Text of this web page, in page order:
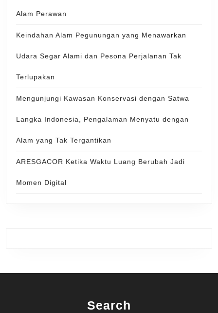
Alam Perawan
Keindahan Alam Pegunungan yang Menawarkan
Udara Segar Alami dan Pesona Perjalanan Tak
Terlupakan
Mengunjungi Kawasan Konservasi dengan Satwa
Langka Indonesia, Pengalaman Menyatu dengan
Alam yang Tak Tergantikan
ARESGACOR Ketika Waktu Luang Berubah Jadi
Momen Digital
Search